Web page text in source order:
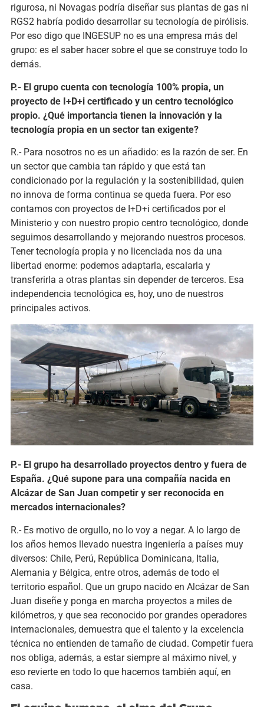
rigurosa, ni Novagas podría diseñar sus plantas de gas ni
RGS2 habría podido desarrollar su tecnología de pirólisis.
Por eso digo que INGESUP no es una empresa más del
grupo: es el saber hacer sobre el que se construye todo lo
demás.
P.- El grupo cuenta con tecnología 100% propia, un
proyecto de I+D+i certificado y un centro tecnológico
propio. ¿Qué importancia tienen la innovación y la
tecnología propia en un sector tan exigente?
R.- Para nosotros no es un añadido: es la razón de ser. En
un sector que cambia tan rápido y que está tan
condicionado por la regulación y la sostenibilidad, quien
no innova de forma continua se queda fuera. Por eso
contamos con proyectos de I+D+i certificados por el
Ministerio y con nuestro propio centro tecnológico, donde
seguimos desarrollando y mejorando nuestros procesos.
Tener tecnología propia y no licenciada nos da una
libertad enorme: podemos adaptarla, escalarla y
transferirla a otras plantas sin depender de terceros. Esa
independencia tecnológica es, hoy, uno de nuestros
principales activos.
P.- El grupo ha desarrollado proyectos dentro y fuera de
España. ¿Qué supone para una compañía nacida en
Alcázar de San Juan competir y ser reconocida en
mercados internacionales?
R.- Es motivo de orgullo, no lo voy a negar. A lo largo de
los años hemos llevado nuestra ingeniería a países muy
diversos: Chile, Perú, República Dominicana, Italia,
Alemania y Bélgica, entre otros, además de todo el
territorio español. Que un grupo nacido en Alcázar de San
Juan diseñe y ponga en marcha proyectos a miles de
kilómetros, y que sea reconocido por grandes operadores
internacionales, demuestra que el talento y la excelencia
técnica no entienden de tamaño de ciudad. Competir fuera
nos obliga, además, a estar siempre al máximo nivel, y
eso revierte en todo lo que hacemos también aquí, en
casa.